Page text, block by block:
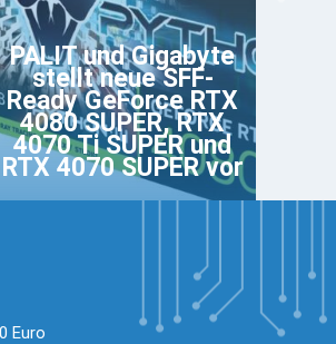
PALIT und Gigabyte
stellt neue SFF-
Ready GeForce RTX
4080 SUPER, RTX
4070 Ti SUPER und
RTX 4070 SUPER vor
Euro